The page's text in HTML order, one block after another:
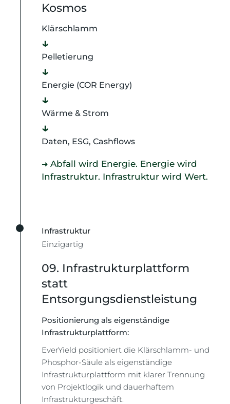
Kosmos
Klärschlamm
↓
Pelletierung
↓
Energie (COR Energy)
↓
Wärme & Strom
↓
Daten, ESG, Cashflows
➜ Abfall wird Energie. Energie wird
Infrastruktur. Infrastruktur wird Wert.
Infrastruktur
Einzigartig
09. Infrastrukturplattform
statt
Entsorgungsdienstleistung
Positionierung als eigenständige
Infrastrukturplattform:
EverYield positioniert die Klärschlamm- und
Phosphor-Säule als eigenständige
Infrastrukturplattform mit klarer Trennung
von Projektlogik und dauerhaftem
Infrastrukturgeschäft.